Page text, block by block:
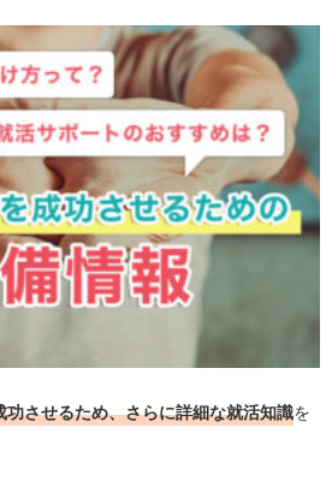
功させるため、さらに詳細な就活知識を